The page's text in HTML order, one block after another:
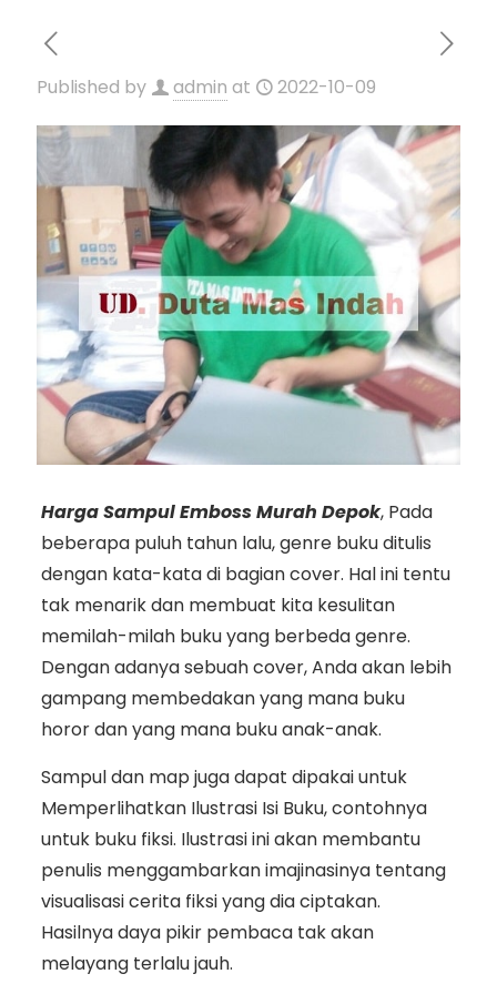
Published by admin at 2022-10-09
Harga Sampul Emboss Murah Depok, Pada
beberapa puluh tahun lalu, genre buku ditulis
dengan kata-kata di bagian cover. Hal ini tentu
tak menarik dan membuat kita kesulitan
memilah-milah buku yang berbeda genre.
Dengan adanya sebuah cover, Anda akan lebih
gampang membedakan yang mana buku
horor dan yang mana buku anak-anak.
Sampul dan map juga dapat dipakai untuk
Memperlihatkan Ilustrasi Isi Buku, contohnya
untuk buku fiksi. Ilustrasi ini akan membantu
penulis menggambarkan imajinasinya tentang
visualisasi cerita fiksi yang dia ciptakan.
Hasilnya daya pikir pembaca tak akan
melayang terlalu jauh.